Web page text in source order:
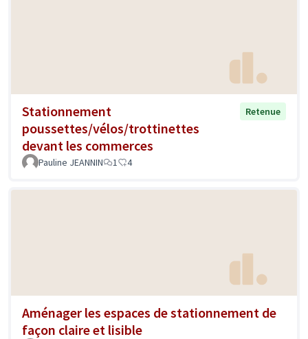
Stationnement
poussettes/vélos/trottinettes
devant les commerces
Retenue
Pauline JEANNIN 1 4
Aménager les espaces de stationnement de
façon claire et lisible